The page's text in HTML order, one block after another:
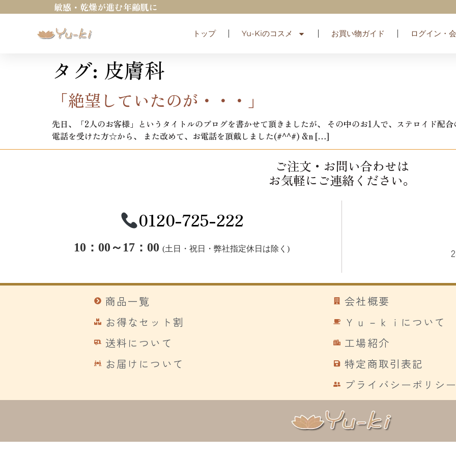
敏感・乾燥が進む年齢肌に
トップ Yu-Kiのコスメ お買い物ガイド ログイン・
タグ: 皮膚科
「絶望していたのが・・・」
先日、「2人のお客様」というタイトルのブログを書かせて頂きましたが、 その中のお1人で、ステロイド配
電話を受けた方☆から、 また改めて、お電話を頂戴しました(#^^#) &n […]
ご注文・お問い合わせは
お気軽にご連絡ください。
0120-725-222
10：00～17：00(土日・祝日・弊社指定休日は除く)
商品一覧
お得なセット割
送料について
お届けについて
会社概要
Ｙｕ－ｋｉについて
工場紹介
特定商取引表記
プライバシーポリシー